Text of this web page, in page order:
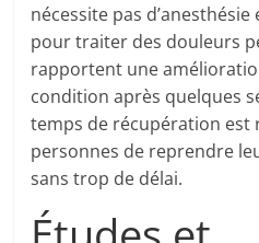
nécessite pas
pour traiter des douleurs
rapportent une
condition après quelques
temps de récupération
personnes de reprendre
sans trop de délai.